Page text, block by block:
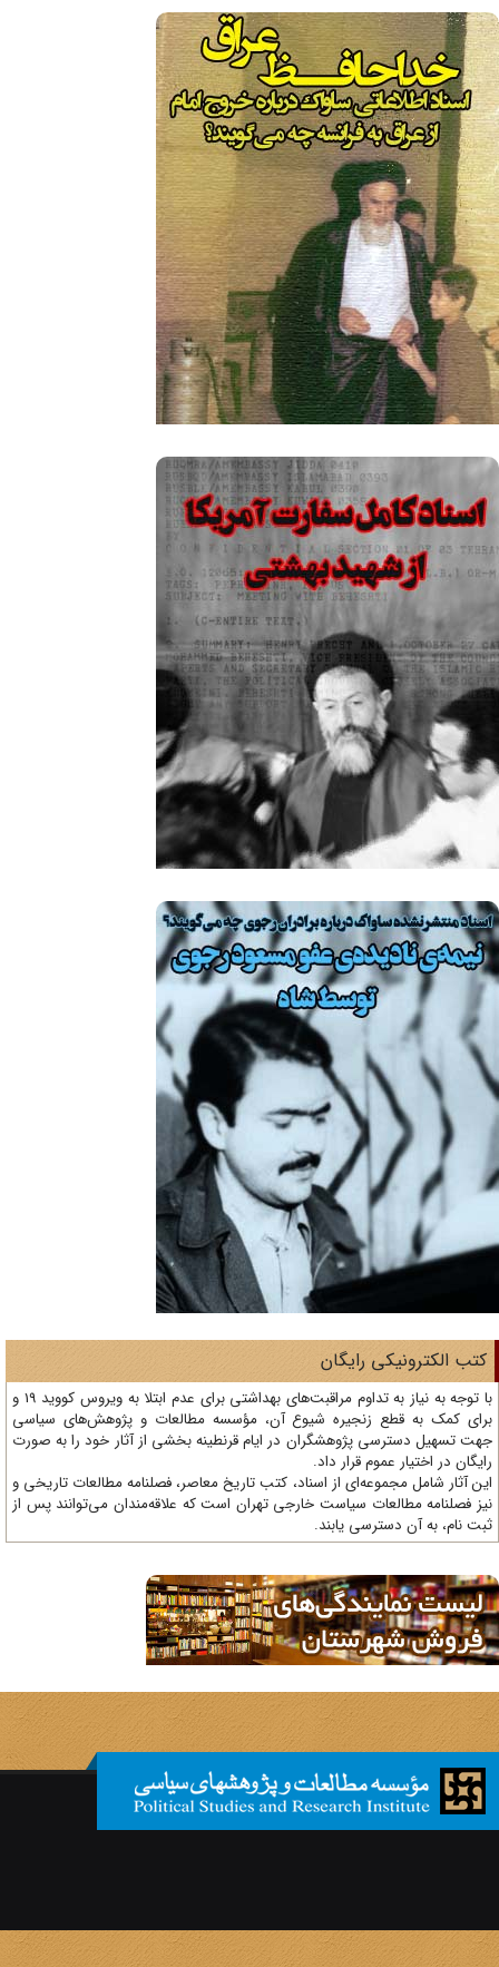
الکترونیکی رایگان
با توجه به نیاز به تداوم مراقبت‌های بهداشتی برای عدم ابتلا به ویروس کووید 19 و
کمک به قطع زنجیره شیوع آن، مؤسسه مطالعات و پژوهش‌های سیاسی
تسهیل دسترسی پژوهشگران در ایام قرنطینه بخشی از آثار خود را به صورت
در اختیار عموم قرار داد.
آثار شامل مجموعه‌ای از اسناد، کتب تاریخ معاصر، فصلنامه‌ مطالعات تاریخی و
فصلنامه مطالعات سیاست خارجی تهران است که علاقه‌مندان می‌توانند پس از
نام، به آن دسترسی یابند.